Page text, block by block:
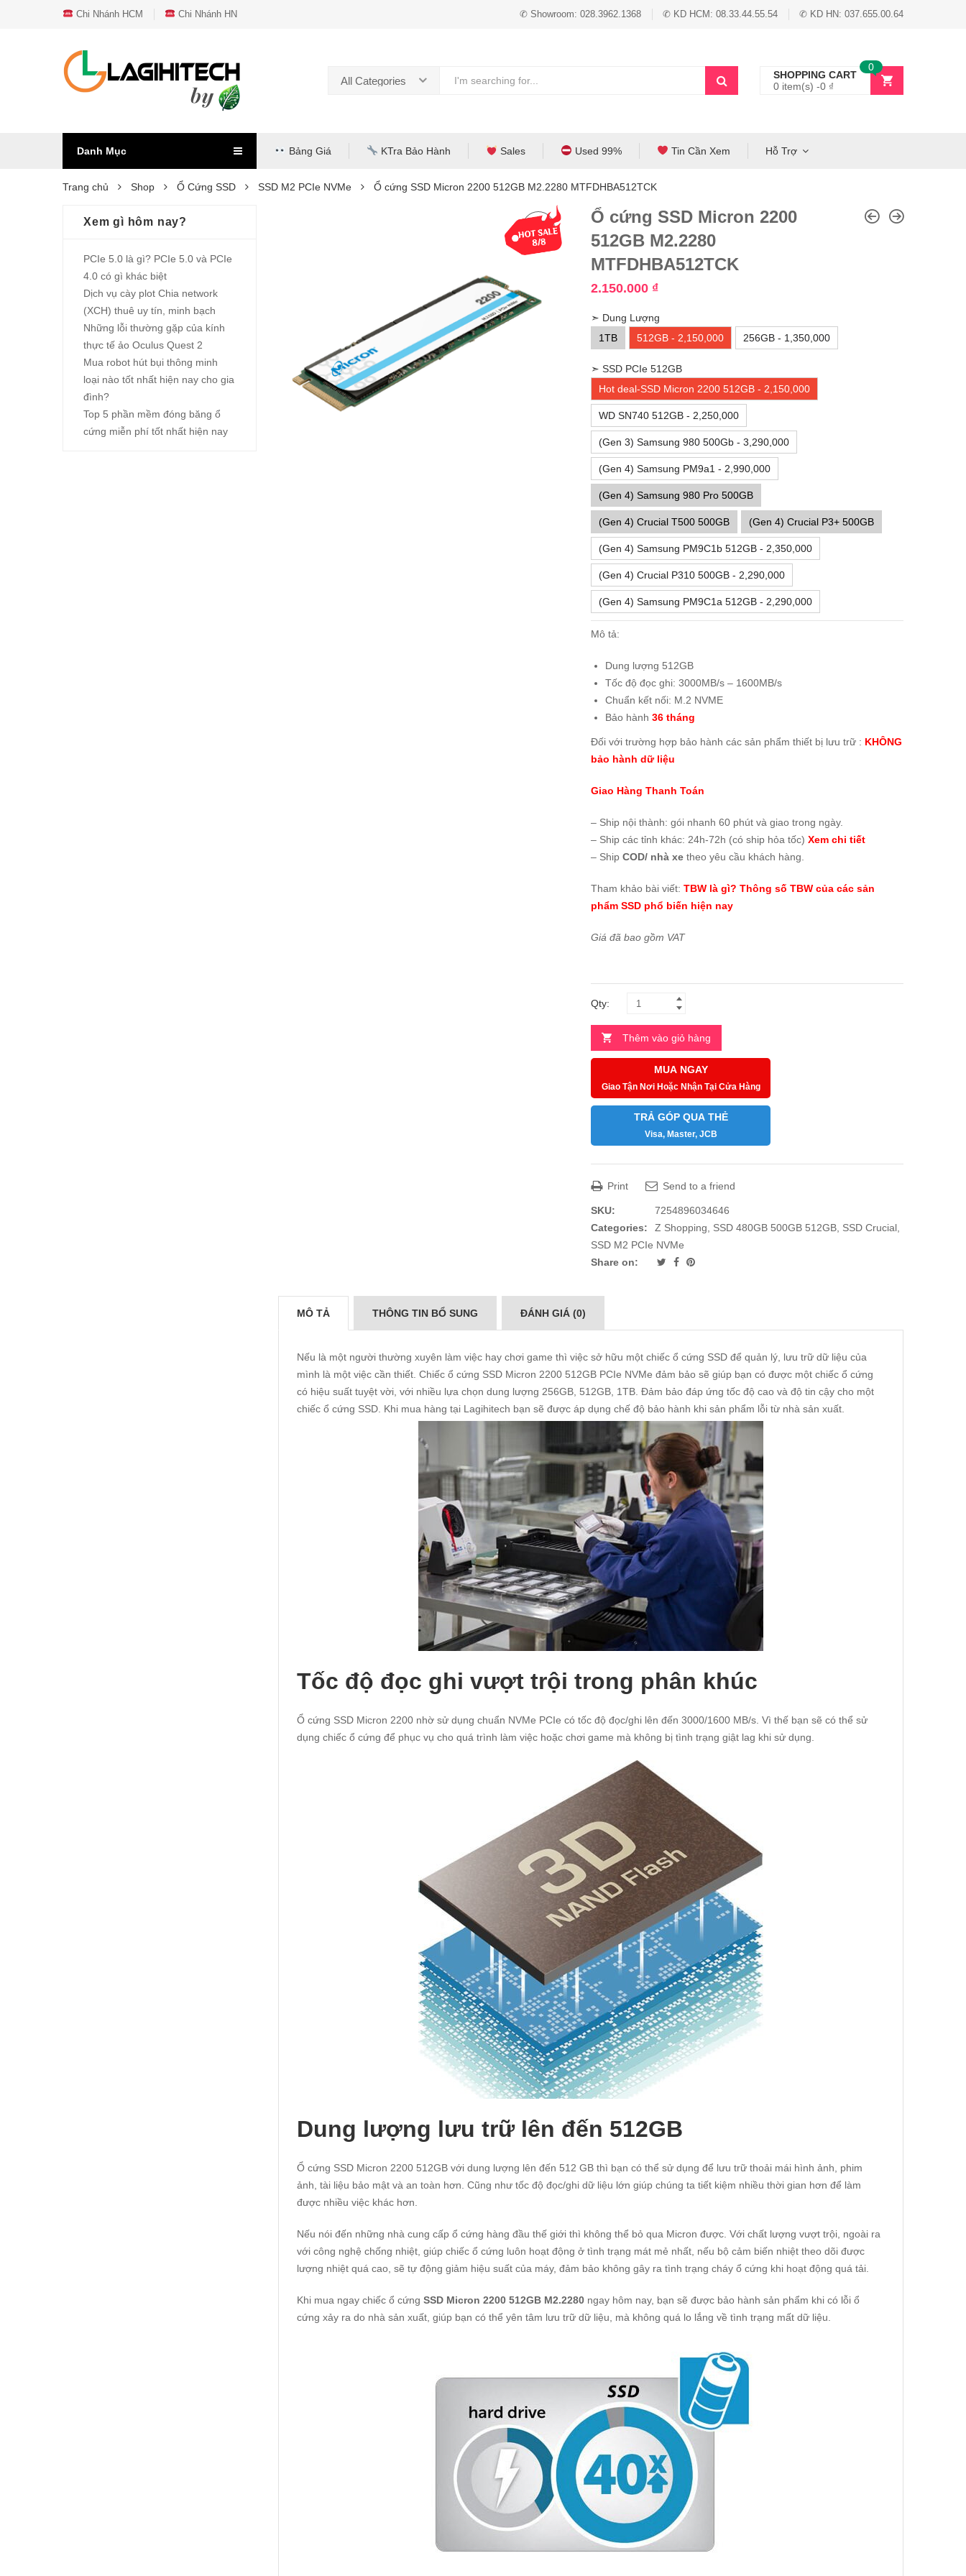
Chi Nhánh HCM Chi Nhánh HN ✆ Showroom: 028.3962.1368 ✆ KD HCM: 08.33.44.55.54 ✆ KD HN: 037.655.00.64
All Categories
SHOPPING CART
0 item(s) -0 ₫
0
Danh Mục Bảng Giá KTra Bảo Hành Sales Used 99% Tin Cần Xem Hỗ Trợ
Trang chủ Shop Ổ Cứng SSD SSD M2 PCIe NVMe Ổ cứng SSD Micron 2200 512GB M2.2280 MTFDHBA512TCK
Ổ cứng SSD Micron 2200
512GB M2.2280
MTFDHBA512TCK
2.150.000 ₫
➣ Dung Lượng
1TB
512GB - 2,150,000 256GB - 1,350,000
➣ SSD PCIe 512GB
Hot deal-SSD Micron 2200 512GB - 2,150,000
WD SN740 512GB - 2,250,000
(Gen 3) Samsung 980 500Gb - 3,290,000
(Gen 4) Samsung PM9a1 - 2,990,000
(Gen 4) Samsung 980 Pro 500GB
(Gen 4) Crucial T500 500GB (Gen 4) Crucial P3+ 500GB
(Gen 4) Samsung PM9C1b 512GB - 2,350,000
(Gen 4) Crucial P310 500GB - 2,290,000
(Gen 4) Samsung PM9C1a 512GB - 2,290,000
Mô tả:
Dung lượng 512GB
Tốc độ đọc ghi: 3000MB/s – 1600MB/s
Chuẩn kết nối: M.2 NVME
Bảo hành 36 tháng
Đối với trường hợp bảo hành các sản phẩm thiết bị lưu trữ : KHÔNG
bảo hành dữ liệu
Giao Hàng Thanh Toán
– Ship nội thành: gói nhanh 60 phút và giao trong ngày.
– Ship các tỉnh khác: 24h-72h (có ship hỏa tốc) Xem chi tiết
– Ship COD/ nhà xe theo yêu cầu khách hàng.
Tham khảo bài viết: TBW là gì? Thông số TBW của các sản
phẩm SSD phổ biến hiện nay
Giá đã bao gồm VAT
Qty:
Thêm vào giỏ hàng
MUA NGAY
Giao Tận Nơi Hoặc Nhận Tại Cửa Hàng
TRẢ GÓP QUA THẺ
Visa, Master, JCB
Print Send to a friend
SKU:
7254896034646
Categories:
Z Shopping, SSD 480GB 500GB 512GB, SSD Crucial,
SSD M2 PCIe NVMe
Share on:
MÔ TẢ THÔNG TIN BỔ SUNG ĐÁNH GIÁ (0)
Nếu là một người thường xuyên làm việc hay chơi game thì việc sở hữu một chiếc ổ cứng SSD để quản lý, lưu trữ dữ liệu của
mình là một việc cần thiết. Chiếc ổ cứng SSD Micron 2200 512GB PCIe NVMe đảm bảo sẽ giúp bạn có được một chiếc ổ cứng
có hiệu suất tuyệt vời, với nhiều lựa chọn dung lượng 256GB, 512GB, 1TB. Đảm bảo đáp ứng tốc độ cao và độ tin cậy cho một
chiếc ổ cứng SSD. Khi mua hàng tại Lagihitech bạn sẽ được áp dụng chế độ bảo hành khi sản phẩm lỗi từ nhà sản xuất.
Tốc độ đọc ghi vượt trội trong phân khúc
Ổ cứng SSD Micron 2200 nhờ sử dụng chuẩn NVMe PCIe có tốc độ đọc/ghi lên đến 3000/1600 MB/s. Vì thế bạn sẽ có thể sử
dụng chiếc ổ cứng để phục vụ cho quá trình làm việc hoặc chơi game mà không bị tình trạng giật lag khi sử dụng.
Dung lượng lưu trữ lên đến 512GB
Ổ cứng SSD Micron 2200 512GB với dung lượng lên đến 512 GB thì bạn có thể sử dụng để lưu trữ thoải mái hình ảnh, phim
ảnh, tài liệu bảo mật và an toàn hơn. Cũng như tốc độ đọc/ghi dữ liệu lớn giúp chúng ta tiết kiệm nhiều thời gian hơn để làm
được nhiều việc khác hơn.
Nếu nói đến những nhà cung cấp ổ cứng hàng đầu thế giới thì không thể bỏ qua Micron được. Với chất lượng vượt trội, ngoài ra
với công nghệ chống nhiệt, giúp chiếc ổ cứng luôn hoạt động ở tình trạng mát mẻ nhất, nếu bộ cảm biến nhiệt theo dõi được
lượng nhiệt quá cao, sẽ tự động giảm hiệu suất của máy, đảm bảo không gây ra tình trạng cháy ổ cứng khi hoạt động quá tải.
Khi mua ngay chiếc ổ cứng SSD Micron 2200 512GB M2.2280 ngay hôm nay, bạn sẽ được bảo hành sản phẩm khi có lỗi ổ
cứng xảy ra do nhà sản xuất, giúp bạn có thể yên tâm lưu trữ dữ liệu, mà không quá lo lắng về tình trạng mất dữ liệu.
Xem gì hôm nay?
PCIe 5.0 là gì? PCIe 5.0 và PCIe
4.0 có gì khác biệt
Dịch vụ cày plot Chia network
(XCH) thuê uy tín, minh bạch
Những lỗi thường gặp của kính
thực tế ảo Oculus Quest 2
Mua robot hút bụi thông minh
loại nào tốt nhất hiện nay cho gia
đình?
Top 5 phần mềm đóng băng ổ
cứng miễn phí tốt nhất hiện nay